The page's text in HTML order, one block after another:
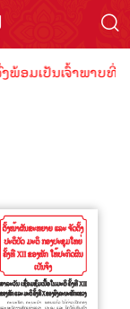
ອມເປັນເຈົ້າພາບທີ່